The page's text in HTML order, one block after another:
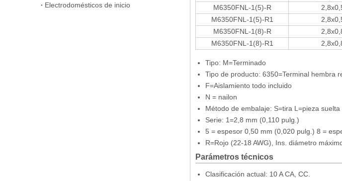
Electrodomésticos de inicio M6350FNL-1(5)-R
M6350FNL-1(5)-R1
M6350FNL-1(8)-R
M6350FNL-1(8)-R1
Tipo: M=Terminado
Tipo de producto: 6350=Terminal hembra
F=Aislamiento todo incluido
N = nailon
Método de embalaje: S=tira L=pieza suelta
Serie: 1=2,8 mm (0,110 pulg.)
5 = espesor 0,50 mm (0,020 pulg.) 8 =
R=Rojo (22-18 AWG), Ins. diámetro
Parámetros técnicos
Clasificación actual: 10 A CA, CC.